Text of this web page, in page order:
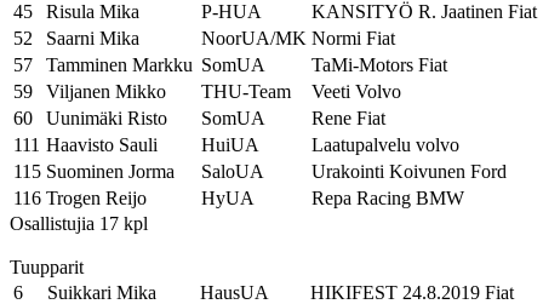
45
Risula Mika P-HUA
KANSITYÖ R. Jaatinen Fiat
52
Saarni Mika NoorUA/MK Normi Fiat
57
Tamminen Markku SomUA
TaMi-Motors Fiat
59
Viljanen Mikko THU-Team
Veeti Volvo
60
Uunimäki Risto SomUA
Rene Fiat
111 Haavisto Sauli HuiUA
Laatupalvelu volvo
115 Suominen Jorma SaloUA
Urakointi Koivunen Ford
116 Trogen Reijo HyUA
Repa Racing BMW
Osallistujia 17 kpl
Tuupparit
6
Suikkari Mika HausUA
HIKIFEST 24.8.2019 Fiat